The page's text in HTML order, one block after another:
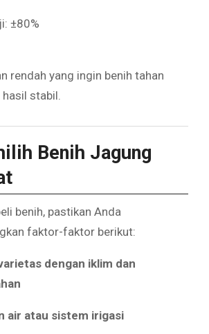
±80%
rendah yang ingin benih tahan
stabil.
Benih Jagung
benih, pastikan Anda
faktor-faktor berikut:
dengan iklim dan
air atau sistem irigasi